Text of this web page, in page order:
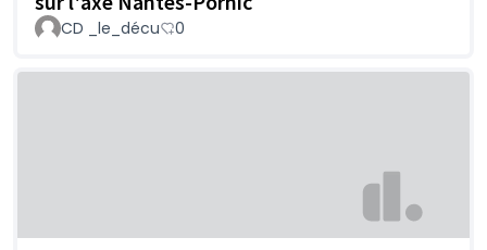
CD _le_décu 0